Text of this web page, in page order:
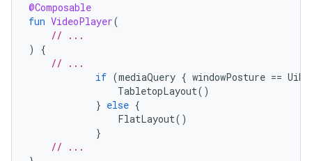
@Composable
fun VideoPlayer(
// ...
)
{
// ...
if (mediaQuery { windowPosture ==
TabletopLayout()
} else {
FlatLayout()
}
// ...